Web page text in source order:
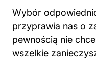
Wybór
przyprawia nas o
pewnością nie
wszelkie